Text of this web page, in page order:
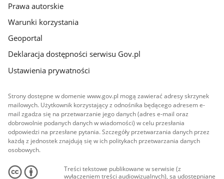
Prawa autorskie
Warunki korzystania
Geoportal
Deklaracja dostępności serwisu Gov.pl
Ustawienia prywatności
Strony dostępne w domenie www.gov.pl mogą zawierać adresy skrzynek
mailowych. Użytkownik korzystający z odnośnika będącego adresem e-
mail zgadza się na przetwarzanie jego danych (adres e-mail oraz
dobrowolnie podanych danych w wiadomości) w celu przesłania
odpowiedzi na przesłane pytania. Szczegóły przetwarzania danych przez
każdą z jednostek znajdują się w ich politykach przetwarzania danych
osobowych.
Treści tekstowe publikowane w serwisie (z
wyłączeniem treści audiowizualnych), są udostępniane